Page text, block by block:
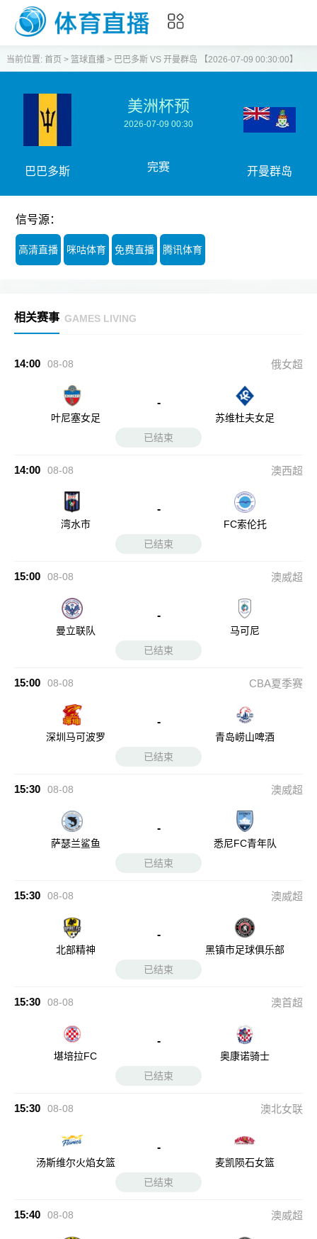
当前位置: 首页 > 篮球直播> 巴巴多斯 VS 开曼群岛 【2026-07-09 00:30:00】
巴巴多斯
美洲杯预
2026-07-09 00:30
完赛 开曼群岛
信号源：
高清直播 咪咕体育 免费直播 腾讯体育
相关赛事 GAMES LIVING
14:00 08-08 俄女超
叶尼塞女足
-
苏维杜夫女足
已结束
14:00 08-08 澳西超
湾水市
-
FC索伦托
已结束
15:00 08-08 澳威超
曼立联队
-
马可尼
已结束
15:00 08-08 CBA夏季赛
深圳马可波罗
-
青岛崂山啤酒
已结束
15:30 08-08 澳威超
萨瑟兰鲨鱼
-
悉尼FC青年队
已结束
15:30 08-08 澳威超
北部精神
-
黑镇市足球俱乐部
已结束
15:30 08-08 澳首超
堪培拉FC
-
奥康诺骑士
已结束
15:30 08-08 澳北女联
汤斯维尔火焰女篮
-
麦凯陨石女篮
已结束
15:40 08-08 澳威超